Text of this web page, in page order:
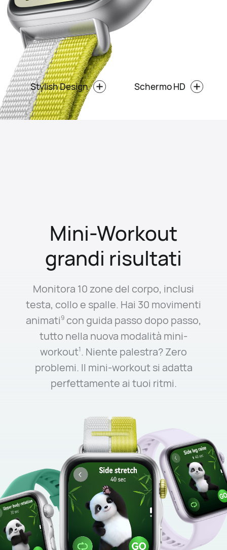
Stylish Design Schermo HD
Mini-Workout
grandi risultati
Monitora 10 zone del corpo, inclusi
testa, collo e spalle. Hai 30 movimenti
animati9 con guida passo dopo passo,
tutto nella nuova modalità mini-
workout1. Niente palestra? Zero
problemi. Il mini-workout si adatta
perfettamente ai tuoi ritmi.